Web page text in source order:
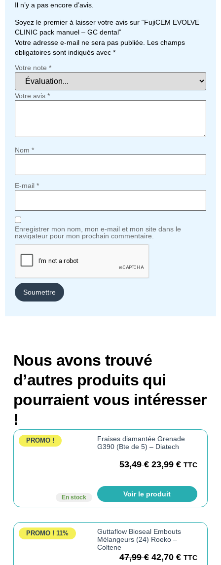
Il n’y a pas encore d’avis.
Soyez le premier à laisser votre avis sur “FujiCEM EVOLVE
CLINIC pack manuel – GC dental”
Votre adresse e-mail ne sera pas publiée. Les champs
obligatoires sont indiqués avec *
Votre note *
Votre avis *
Nom *
E-mail *
Enregistrer mon nom, mon e-mail et mon site dans le
navigateur pour mon prochain commentaire.
Nous avons trouvé
d’autres produits qui
pourraient vous intéresser
!
PROMO !
En stock
Fraises diamantée Grenade
G390 (Bte de 5) – Diatech
53,49€ 23,99€ TTC
Voir le produit
PROMO ! 11%
Guttaflow Bioseal Embouts
Mélangeurs (24) Roeko –
Coltene
47,99€ 42,70€ TTC